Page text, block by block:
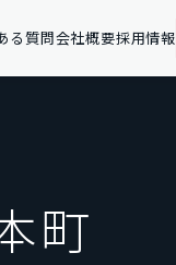
る質問会社概要採用情報
町